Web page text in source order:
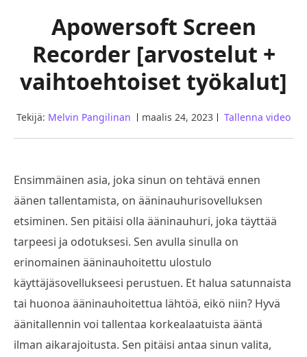
Apowersoft Screen
Recorder [arvostelut +
vaihtoehtoiset työkalut]
Tekijä: Melvin Pangilinan maalis 24, 2023 Tallenna video
Ensimmäinen asia, joka sinun on tehtävä ennen
äänen tallentamista, on ääninauhurisovelluksen
etsiminen. Sen pitäisi olla ääninauhuri, joka täyttää
tarpeesi ja odotuksesi. Sen avulla sinulla on
erinomainen ääninauhoitettu ulostulo
käyttäjäsovellukseesi perustuen. Et halua satunnaista
tai huonoa ääninauhoitettua lähtöä, eikö niin? Hyvä
äänitallennin voi tallentaa korkealaatuista ääntä
ilman aikarajoitusta. Sen pitäisi antaa sinun valita,